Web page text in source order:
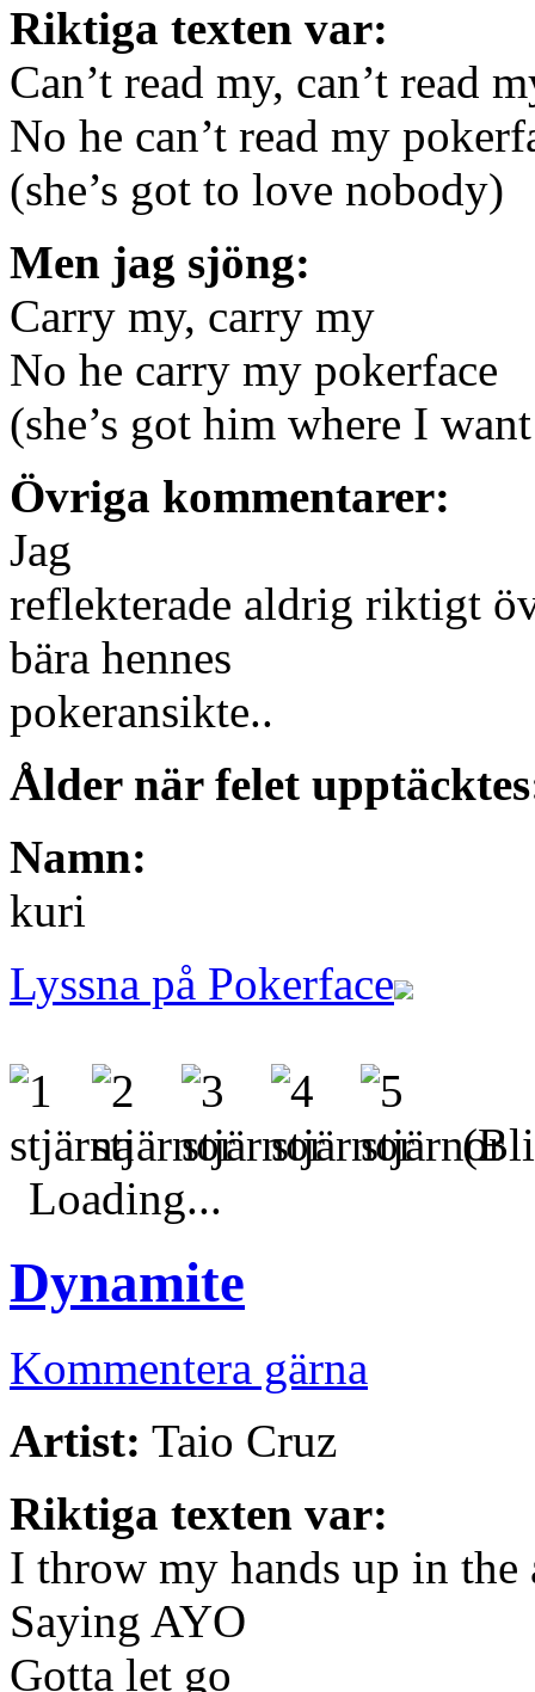
Riktiga texten var:
Can’t read my, can’t read
No he can’t read my
(she’s got to love nobody)
Men jag sjöng:
Carry my, carry my
No he carry my pokerface
(she’s got him where I
Övriga kommentarer:
Jag
reflekterade aldrig riktigt
bära hennes
pokeransikte..
Ålder när felet
Namn:
kuri
Lyssna på Pokerface
(Bli
Loading...
Dynamite
Kommentera gärna
Artist: Taio Cruz
Riktiga texten var:
I throw my hands up in the
Saying AYO
Gotta let go